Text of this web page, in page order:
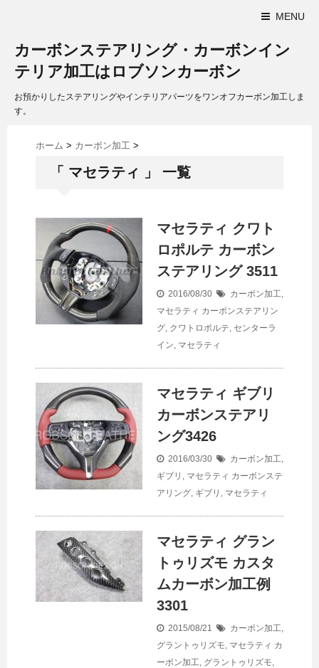
MENU
カーボンステアリング・カーボンイン
テリア加工はロブソンカーボン
お預かりしたステアリングやインテリアパーツをワンオフカーボン加工しま
す。
ホーム > カーボン加工 >
「 マセラティ 」 一覧
マセラティ クワト
ロポルテ カーボン
ステアリング 3511
2016/08/30 カーボン加工,
マセラティ カーボンステアリン
グ, クワトロポルテ, センターラ
イン, マセラティ
マセラティ ギブリ
カーボンステアリ
ング3426
2016/03/30 カーボン加工,
ギブリ , マセラティ カーボンステ
アリング, ギブリ , マセラティ
マセラティ グラン
トゥリズモ カスタ
ムカーボン加工例
3301
2015/08/21 カーボン加工,
グラントゥリズモ, マセラティ カ
ーボン加工, グラントゥリズモ,